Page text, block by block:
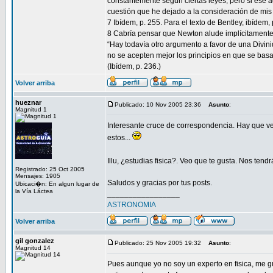
cuestión que he dejado a la consideración de
7 Ibídem, p. 255. Para el texto de Bentley, ibídem,
8 Cabría pensar que Newton alude
“Hay todavía otro argumento a favor de una
no se acepten mejor los principios en que se
(Ibídem, p. 236.)
Volver arriba
hueznar
Magnitud 1
Registrado: 25 Oct 2005
Mensajes: 1905
Ubicaci�n: En algun lugar de
la Vía Láctea
Publicado: 10 Nov 2005 23:36 Asunto:
Interesante cruce de correspondencia. Hay que
estos...
Illu, ¿estudias fisica?. Veo que te gusta. Nos
Saludos y gracias por tus posts.
ASTRONOMIA
Volver arriba
gil gonzalez
Magnitud 14
Publicado: 25 Nov 2005 19:32 Asunto:
Pues aunque yo no soy un experto en fisica, me